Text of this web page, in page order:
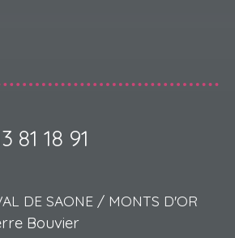
81 18 91
DE SAONE / MONTS D'OR
Bouvier